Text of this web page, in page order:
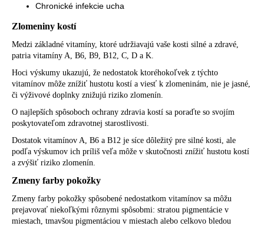
Chronické infekcie ucha
Zlomeniny kostí
Medzi základné vitamíny, ktoré udržiavajú vaše kosti silné a zdravé,
patria vitamíny A, B6, B9, B12, C, D a K.
Hoci výskumy ukazujú, že nedostatok ktoréhokoľvek z týchto
vitamínov môže znížiť hustotu kostí a viesť k zlomeninám, nie je jasné,
či výživové doplnky znižujú riziko zlomenín.
O najlepších spôsoboch ochrany zdravia kostí sa poraďte so svojím
poskytovateľom zdravotnej starostlivosti.
Dostatok vitamínov A, B6 a B12 je síce dôležitý pre silné kosti, ale
podľa výskumov ich príliš veľa môže v skutočnosti znížiť hustotu kostí
a zvýšiť riziko zlomenín.
Zmeny farby pokožky
Zmeny farby pokožky spôsobené nedostatkom vitamínov sa môžu
prejavovať niekoľkými rôznymi spôsobmi: stratou pigmentácie v
miestach, tmavšou pigmentáciou v miestach alebo celkovo bledou